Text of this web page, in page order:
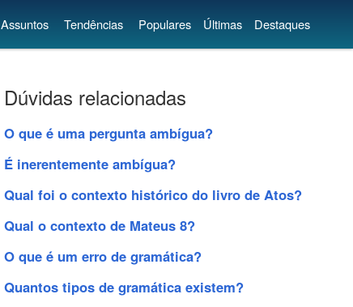
Assuntos Tendências Populares Últimas Destaques
Dúvidas relacionadas
O que é uma pergunta ambígua?
É inerentemente ambígua?
Qual foi o contexto histórico do livro de Atos?
Qual o contexto de Mateus 8?
O que é um erro de gramática?
Quantos tipos de gramática existem?